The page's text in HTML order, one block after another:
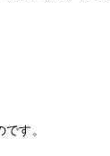
す。